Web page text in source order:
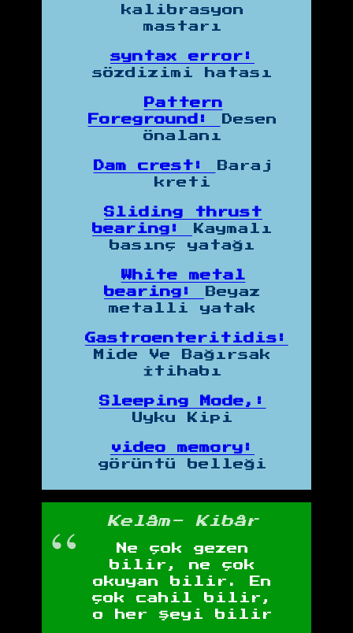
kalibrasyon
mastarı
syntax error:
sözdizimi hatası
Pattern
Foreground:
Desen
Önalanı
Dam crest:
Baraj
kreti
Sliding thrust
bearing:
Kaymalı
basınç yatağı
White metal
bearing:
Beyaz
metalli yatak
Gastroenteritidis:
Mide Ve Bağırsak
İtihabı
Sleeping Mode,:
Uyku Kipi
video memory:
görüntü belleği
Kelâm- Kibâr
Ne çok gezen
bilir, ne çok
okuyan bilir. En
çok cahil bilir,
o her şeyi bilir